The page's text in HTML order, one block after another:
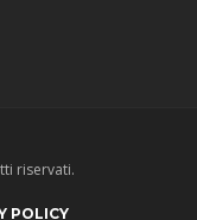
riservati.
POLICY